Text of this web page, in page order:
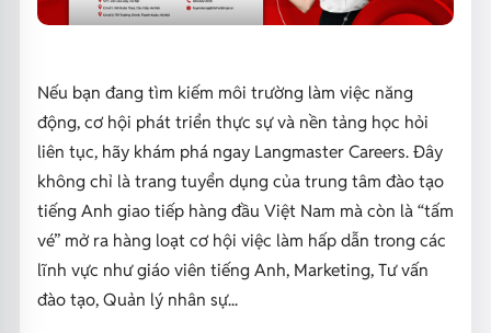
Nếu bạn đang tìm kiếm môi trường làm việc năng
động, cơ hội phát triển thực sự và nền tảng học hỏi
liên tục, hãy khám phá ngay Langmaster Careers. Đây
không chỉ là trang tuyển dụng của trung tâm đào tạo
tiếng Anh giao tiếp hàng đầu Việt Nam mà còn là “tấm
vé” mở ra hàng loạt cơ hội việc làm hấp dẫn trong các
lĩnh vực như giáo viên tiếng Anh, Marketing, Tư vấn
đào tạo, Quản lý nhân sự...